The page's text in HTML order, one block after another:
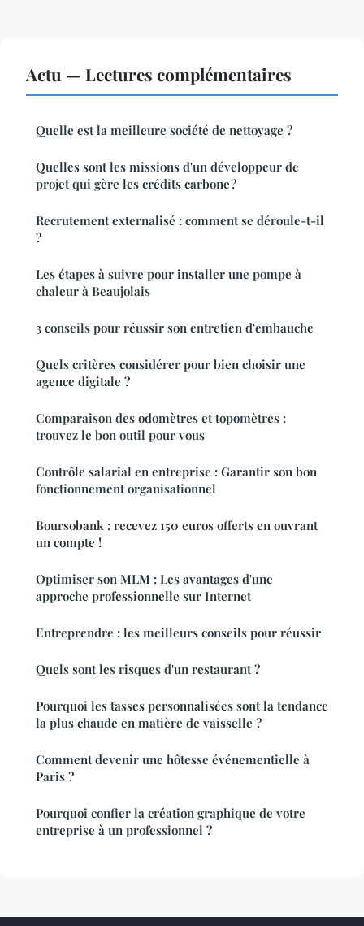
Actu — Lectures complémentaires
Quelle est la meilleure société de nettoyage ?
Quelles sont les missions d'un développeur de
projet qui gère les crédits carbone ?
Recrutement externalisé : comment se déroule-t-il
?
Les étapes à suivre pour installer une pompe à
chaleur à Beaujolais
3 conseils pour réussir son entretien d'embauche
Quels critères considérer pour bien choisir une
agence digitale ?
Comparaison des odomètres et topomètres :
trouvez le bon outil pour vous
Contrôle salarial en entreprise : Garantir son bon
fonctionnement organisationnel
Boursobank : recevez 150 euros offerts en ouvrant
un compte !
Optimiser son MLM : Les avantages d'une
approche professionnelle sur Internet
Entreprendre : les meilleurs conseils pour réussir
Quels sont les risques d'un restaurant ?
Pourquoi les tasses personnalisées sont la tendance
la plus chaude en matière de vaisselle ?
Comment devenir une hôtesse événementielle à
Paris ?
Pourquoi confier la création graphique de votre
entreprise à un professionnel ?